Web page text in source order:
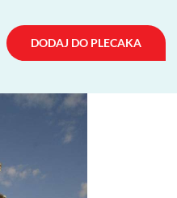
DODAJ DO PLECAKA